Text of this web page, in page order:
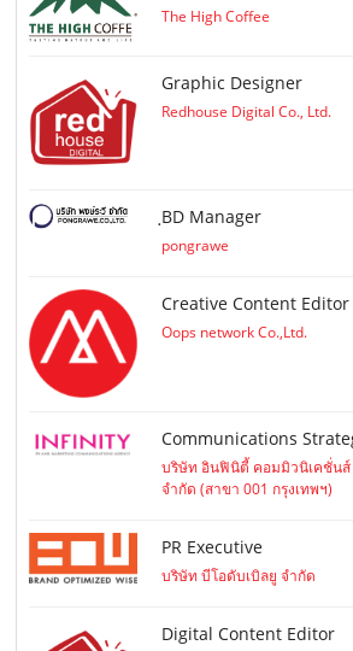
The High Coffee
Graphic Designer
Redhouse Digital Co., Ltd.
ฺBD Manager
pongrawe
Creative Content Editor
Oops network Co.,Ltd.
Communications
บริษัท อินฟินิตี้ คอมมิวนิเคชั่น
จำกัด (สาขา 001 กรุงเทพฯ)
PR Executive
บริษัท บีโอดับเบิลยู จำกัด
Digital Content Editor